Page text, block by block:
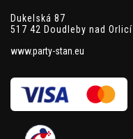
Dukelská 87
517 42 Doudleby nad Orlicí
www.party-stan.eu